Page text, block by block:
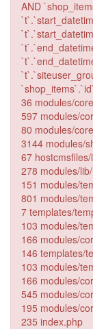
AND
36 modules/
597 modules/
80 modules/
3144 modules/
67
278 modules/
151 modules/
801 modules/
7 templates/
103 modules/
166 modules/
146 templates/
103 modules/
166 modules/
545 modules/
195 modules/
235 index.php